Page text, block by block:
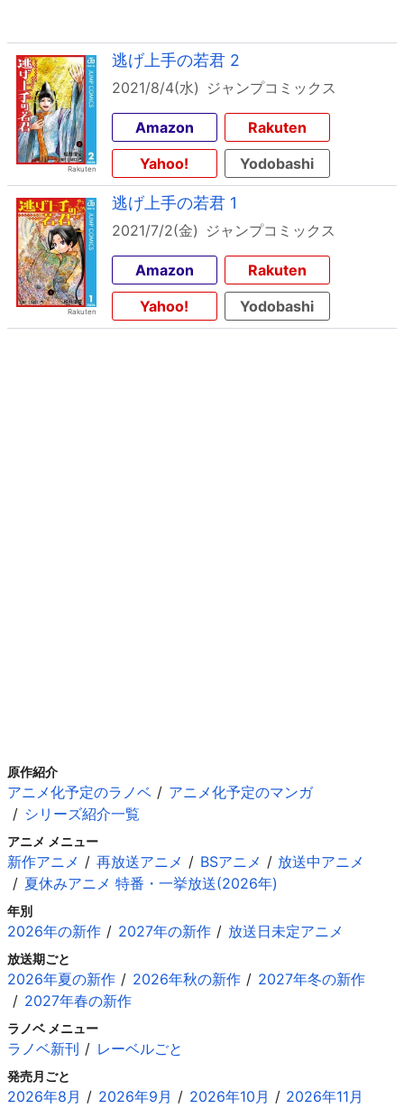
逃げ上手の若君 2
2021/8/4(水) ジャンプコミックス
Amazon
Rakuten
Yahoo!
Yodobashi
逃げ上手の若君 1
2021/7/2(金) ジャンプコミックス
Amazon
Rakuten
Yahoo!
Yodobashi
原作紹介
アニメ化予定のラノベ
アニメ化予定のマンガ
シリーズ紹介一覧
アニメ メニュー
新作アニメ 再放送アニメ BSアニメ
放送中アニメ
夏休みアニメ 特番・一挙放送(2026年)
年別
2026年の新作 2027年の新作 放送日未定アニメ
放送期ごと
2026年夏の新作 2026年秋の新作
2027年冬の新作
2027年春の新作
ラノベ メニュー
ラノベ新刊 レーベルごと
発売月ごと
2026年8月 2026年9月 2026年10月
2026年11月